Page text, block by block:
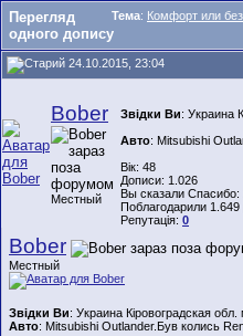
Тема: Комфорт или
Перегляд
одного допису
24.10.2015, 23:04
Bober
Местный
Звідки Ви: Украина
Авто: Mitsubishi
Вік: 48
Дописи: 1.026
Вы сказали Спасибо:
Поблагодарили
Репутація: 0
Bober
Местный
Звідки Ви: Украина Кіровоградская
Авто: Mitsubishi Outlander.Був колись